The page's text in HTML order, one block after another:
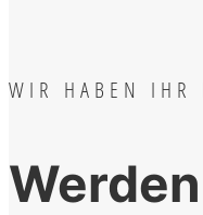
WIR HABEN IHR